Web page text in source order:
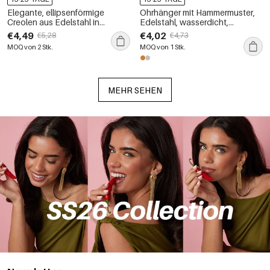
Elegante, ellipsenförmige
Creolen aus Edelstahl in
Goldfarbe mit Naturstein –
schlichte Serie. Wasserfest.
€4,49 €5,28
MOQ von 2 Stk.
Ohrhänger mit Hammermuster,
Edelstahl, wasserdicht,
goldfarben, Damen-Creolen
€4,02 €4,73
MOQ von 1 Stk.
MEHR SEHEN